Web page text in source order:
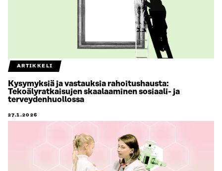
ARTIKKELI
Kysymyksiä ja vastauksia rahoitushausta:
Tekoälyratkaisujen skaalaaminen sosiaali- ja
terveydenhuollossa
27.1.2026